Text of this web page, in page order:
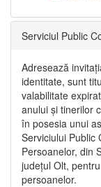
Serviciul Public
Adresează
identitate, sunt
valabilitate
anului și tinerilor
în posesia unui
Serviciului Public
Persoanelor, din
județul Olt,
persoanelor.